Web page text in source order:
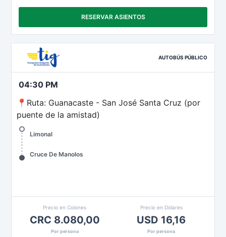
RESERVAR ASIENTOS
AUTOBÚS PÚBLICO
04:30 PM
📍Ruta: Guanacaste - San José Santa Cruz (por
puente de la amistad)
Limonal
Cruce De Manolos
Precio en Colones
CRC 8.080,00
Por persona
Precio en Dólares
USD 16,16
Por persona